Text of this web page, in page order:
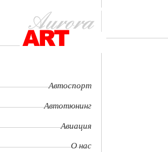
Автоспорт
Автотюнинг
Авиация
О нас